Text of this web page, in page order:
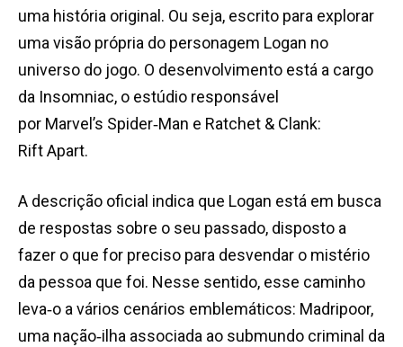
uma história original. Ou seja, escrito para explorar
uma visão própria do personagem Logan no
universo do jogo. O desenvolvimento está a cargo
da Insomniac, o estúdio responsável
por Marvel’s Spider‑Man e Ratchet & Clank:
Rift Apart.
A descrição oficial indica que Logan está em busca
de respostas sobre o seu passado, disposto a
fazer o que for preciso para desvendar o mistério
da pessoa que foi. Nesse sentido, esse caminho
leva‑o a vários cenários emblemáticos: Madripoor,
uma nação‑ilha associada ao submundo criminal da